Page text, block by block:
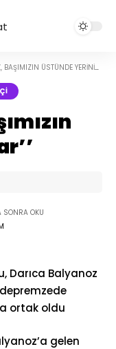
ÜSTÜNDE YERINIZ VAR’’
Darıca Balyanoz
ortak oldu
gelen